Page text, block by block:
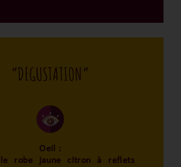
“DEGUSTATION”
Oeil :
robe jaune citron à reflets